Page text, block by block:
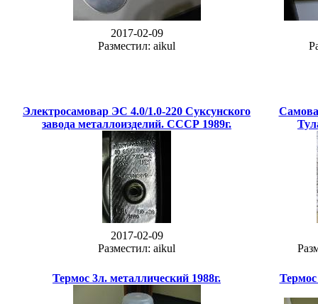
2017-02-09
Разместил: aikul
Электросамовар ЭС 4.0/1.0-220 Суксунского
завода металлоизделий. СССР 1989г.
2017-02-09
Разместил: aikul
Термос 3л. металлический 1988г.